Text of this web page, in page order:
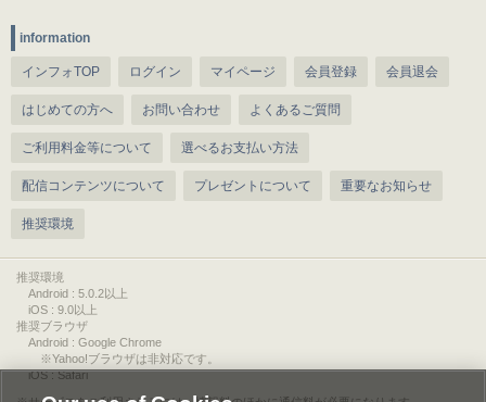
information
インフォTOP ログイン マイページ 会員登録 会員退会
はじめての方へ お問い合わせ よくあるご質問
ご利用料金等について 選べるお支払い方法
配信コンテンツについて プレゼントについて 重要なお知らせ
推奨環境
推奨環境
Android : 5.0.2以上
iOS : 9.0以上
推奨ブラウザ
Android : Google Chrome
※Yahoo!ブラウザは非対応です。
iOS : Safari